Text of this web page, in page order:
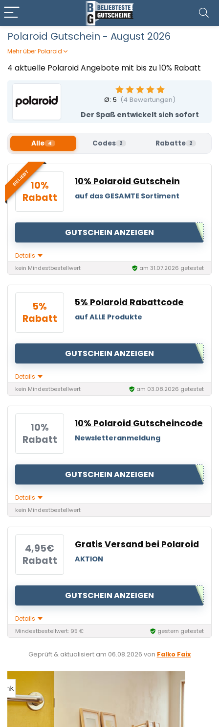
Polaroid Gutschein - August 2026
Mehr über Polaroid
Polaroid bringt kreative Fotografie und echte Sofortbild-
Momente zurück in euren Alltag. Die Kameras und
Fotoprodukte stehen für spontanen Spaß, ikonisches
Design und Bilder zum Anfassen. So entstehen
Erinnerungen, die direkt greifbar sind. Mit einem Polaroid
Gutschein von Beliebteste Gutscheine haltet ihr
einem attraktiven Preisvorteil.
4 aktuelle Polaroid Angebote mit bis zu 10% Rabatt
Der Spaß entwickelt sich sofort
Ø: 5 (4 Bewertungen)
Alle 4 Codes 2 Rabatte 2
BELIEBT10%
Rabatt
10% Polaroid Gutschein
auf das GESAMTE Sortiment
GUTSCHEIN ANZEIGEN
Details
kein Mindestbestellwert am 31.07.2026 getestet
5%
Rabatt
5% Polaroid Rabattcode
auf ALLE Produkte
GUTSCHEIN ANZEIGEN
Details
kein Mindestbestellwert am 03.08.2026 getestet
10%
Rabatt
10% Polaroid Gutscheincode
Newsletteranmeldung
GUTSCHEIN ANZEIGEN
Details
kein Mindestbestellwert
4,95€
Rabatt
Gratis Versand bei Polaroid
AKTION
GUTSCHEIN ANZEIGEN
Details
Mindestbestellwert: 95 € gestern getestet
Geprüft & aktualisiert am 06.08.2026 von Falko Faix